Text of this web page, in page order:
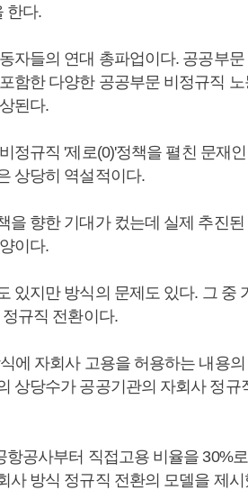
한다.
자들의 연대 총파업이다. 공공부
함한 다양한 공공부문 비정규직
된다.
정규직 '제로(0)'정책을 펼친 문재
상당히 역설적이다.
을 향한 기대가 컸는데 실제 추진
이다.
있지만 방식의 문제도 있다. 그 중
규직 전환이다.
에 자회사 고용을 허용하는 내용의
상당수가 공공기관의 자회사 정규
공사부터 직접고용 비율을 30%
사 방식 정규직 전환의 모델을 제시